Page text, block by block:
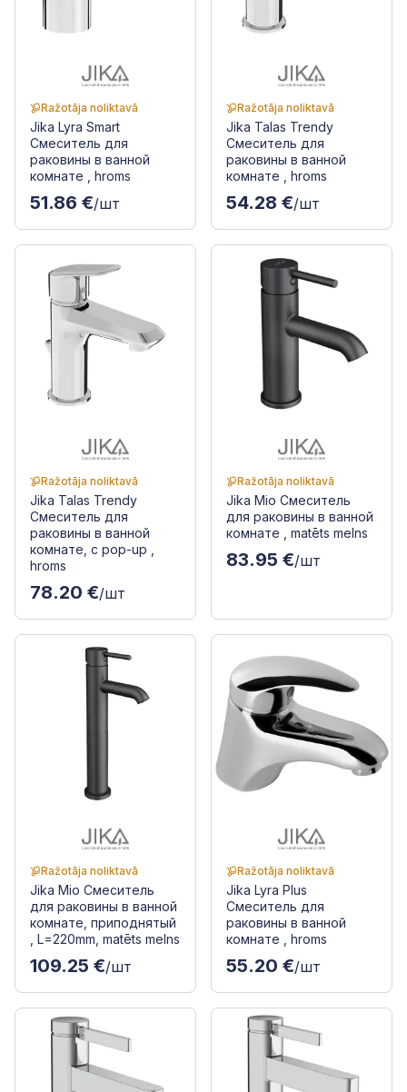
Ražotāja noliktavā
Jika Lyra Smart
Смеситель для
раковины в ванной
комнате , hroms
51.86 €/шт
Ražotāja noliktavā
Jika Talas Trendy
Смеситель для
раковины в ванной
комнате , hroms
54.28 €/шт
Ražotāja noliktavā
Jika Talas Trendy
Смеситель для
раковины в ванной
комнате, с pop-up ,
hroms
78.20 €/шт
Ražotāja noliktavā
Jika Mio Смеситель
для раковины в ванной
комнате , matēts melns
83.95 €/шт
Ražotāja noliktavā
Jika Mio Смеситель
для раковины в ванной
комнате, приподнятый
, L=220mm, matēts melns
109.25 €/шт
Ražotāja noliktavā
Jika Lyra Plus
Смеситель для
раковины в ванной
комнате , hroms
55.20 €/шт